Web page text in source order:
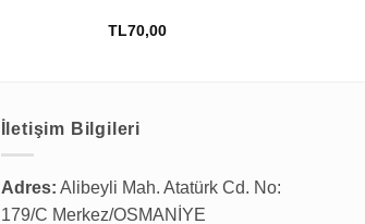
TL70,00
İletişim Bilgileri
Adres: Alibeyli Mah. Atatürk Cd. No:
179/C Merkez/OSMANİYE